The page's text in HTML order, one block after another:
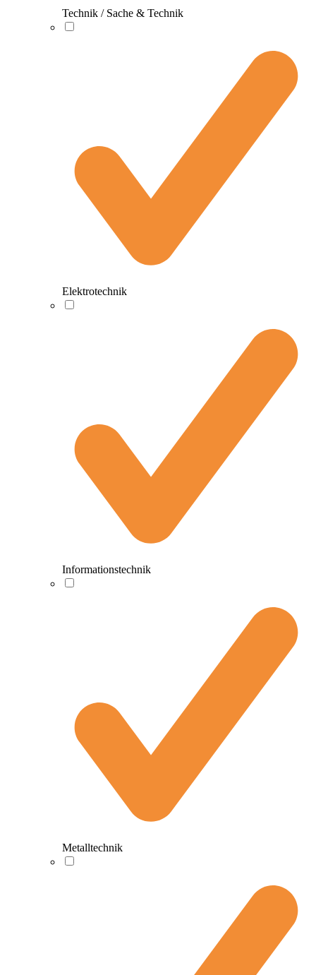
Technik / Sache & Technik
Elektrotechnik
Informationstechnik
Metalltechnik